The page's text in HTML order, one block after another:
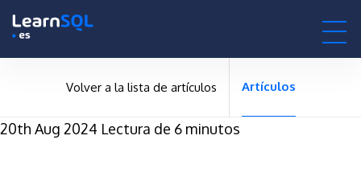
Volver a la lista de artículos Artículos
20th Aug 2024 Lectura de 6 minutos